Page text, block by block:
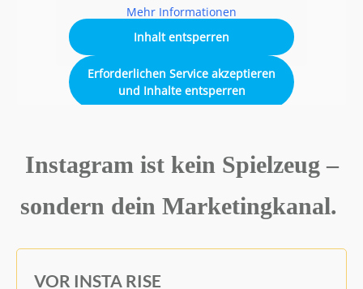
Mehr Informationen
Inhalt entsperren
Erforderlichen Service akzeptieren
und Inhalte entsperren
Instagram ist kein Spielzeug –
sondern dein Marketingkanal.
VOR INSTA RISE